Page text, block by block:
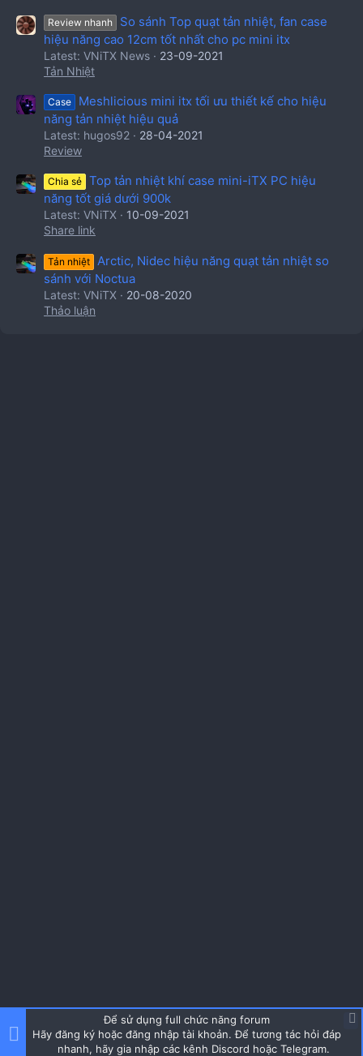
Review nhanh
So sánh Top quạt tản nhiệt, fan case
hiệu năng cao 12cm tốt nhất cho pc mini itx
Latest: VNiTX News
23-09-2021
Tản Nhiệt
Case
Meshlicious mini itx tối ưu thiết kế cho hiệu
năng tản nhiệt hiệu quả
Latest: hugos92
28-04-2021
Review
Chia sẻ
Top tản nhiệt khí case mini-iTX PC hiệu
năng tốt giá dưới 900k
Latest: VNiTX
10-09-2021
Share link
Tản nhiệt
Arctic, Nidec hiệu năng quạt tản nhiệt so
sánh với Noctua
Latest: VNiTX
20-08-2020
Thảo luận
Để sử dụng full chức năng forum
Hãy đăng ký hoặc đăng nhập tài khoản. Để tương tác hỏi đáp
nhanh, hãy gia nhập các kênh Discord hoặc Telegram.